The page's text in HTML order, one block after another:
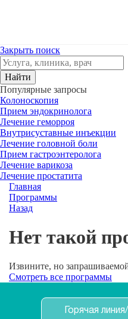
Закрыть поиск
Найти
Популярные запросы
Колоноскопия
Прием эндокринолога
Лечение геморроя
Внутрисуставные инъекции
Лечение головной боли
Прием гастроэнтеролога
Лечение варикоза
Лечение простатита
Главная
Программы
Назад
Нет такой
Извините, но
Смотреть все программы
Горячая